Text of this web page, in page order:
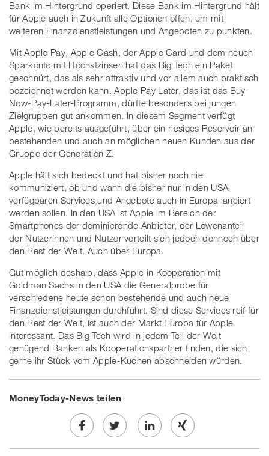
Bank im Hintergrund operiert. Diese Bank im Hintergrund hält
für Apple auch in Zukunft alle Optionen offen, um mit
weiteren Finanzdienstleistungen und Angeboten zu punkten.
Mit Apple Pay, Apple Cash, der Apple Card und dem neuen
Sparkonto mit Höchstzinsen hat das Big Tech ein Paket
geschnürt, das als sehr attraktiv und vor allem auch praktisch
bezeichnet werden kann. Apple Pay Later, das ist das Buy-
Now-Pay-Later-Programm, dürfte besonders bei jungen
Zielgruppen gut ankommen. In diesem Segment verfügt
Apple, wie bereits ausgeführt, über ein riesiges Reservoir an
bestehenden und auch an möglichen neuen Kunden aus der
Gruppe der Generation Z.
Apple hält sich bedeckt und hat bisher noch nie
kommuniziert, ob und wann die bisher nur in den USA
verfügbaren Services und Angebote auch in Europa lanciert
werden sollen. In den USA ist Apple im Bereich der
Smartphones der dominierende Anbieter, der Löwenanteil
der Nutzerinnen und Nutzer verteilt sich jedoch dennoch über
den Rest der Welt. Auch über Europa.
Gut möglich deshalb, dass Apple in Kooperation mit
Goldman Sachs in den USA die Generalprobe für
verschiedene heute schon bestehende und auch neue
Finanzdienstleistungen durchführt. Sind diese Services reif für
den Rest der Welt, ist auch der Markt Europa für Apple
interessant. Das Big Tech wird in jedem Teil der Welt
genügend Banken als Kooperationspartner finden, die sich
gerne ihr Stück vom Apple-Kuchen abschneiden würden.
MoneyToday-News teilen
Share Twe
Share Share